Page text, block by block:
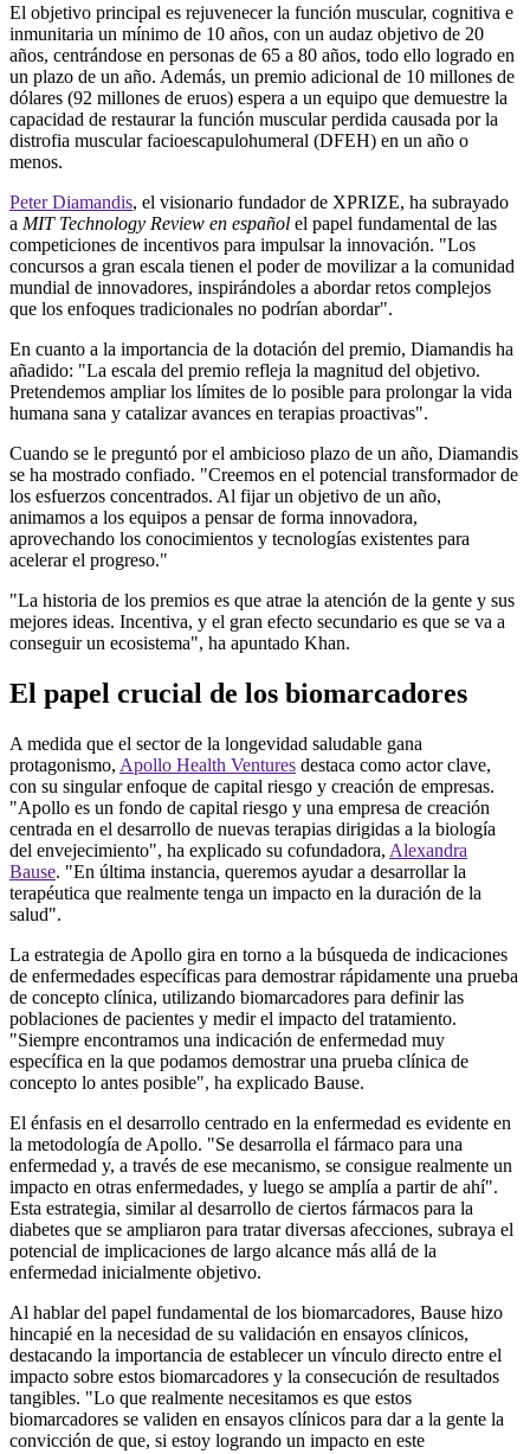
El objetivo principal es rejuvenecer la función muscular, cognitiva e
inmunitaria un mínimo de 10 años, con un audaz objetivo de 20
años, centrándose en personas de 65 a 80 años, todo ello logrado en
un plazo de un año. Además, un premio adicional de 10 millones de
dólares (92 millones de eruos) espera a un equipo que demuestre la
capacidad de restaurar la función muscular perdida causada por la
distrofia muscular facioescapulohumeral (DFEH) en un año o
menos.
Peter Diamandis, el visionario fundador de XPRIZE, ha subrayado
a MIT Technology Review en español el papel fundamental de las
competiciones de incentivos para impulsar la innovación. "Los
concursos a gran escala tienen el poder de movilizar a la comunidad
mundial de innovadores, inspirándoles a abordar retos complejos
que los enfoques tradicionales no podrían abordar".
En cuanto a la importancia de la dotación del premio, Diamandis ha
añadido: "La escala del premio refleja la magnitud del objetivo.
Pretendemos ampliar los límites de lo posible para prolongar la vida
humana sana y catalizar avances en terapias proactivas".
Cuando se le preguntó por el ambicioso plazo de un año, Diamandis
se ha mostrado confiado. "Creemos en el potencial transformador de
los esfuerzos concentrados. Al fijar un objetivo de un año,
animamos a los equipos a pensar de forma innovadora,
aprovechando los conocimientos y tecnologías existentes para
acelerar el progreso."
"La historia de los premios es que atrae la atención de la gente y sus
mejores ideas. Incentiva, y el gran efecto secundario es que se va a
conseguir un ecosistema", ha apuntado Khan.
El papel crucial de los biomarcadores
A medida que el sector de la longevidad saludable gana
protagonismo, Apollo Health Ventures destaca como actor clave,
con su singular enfoque de capital riesgo y creación de empresas.
"Apollo es un fondo de capital riesgo y una empresa de creación
centrada en el desarrollo de nuevas terapias dirigidas a la biología
del envejecimiento", ha explicado su cofundadora, Alexandra
Bause. "En última instancia, queremos ayudar a desarrollar la
terapéutica que realmente tenga un impacto en la duración de la
salud".
La estrategia de Apollo gira en torno a la búsqueda de indicaciones
de enfermedades específicas para demostrar rápidamente una prueba
de concepto clínica, utilizando biomarcadores para definir las
poblaciones de pacientes y medir el impacto del tratamiento.
"Siempre encontramos una indicación de enfermedad muy
específica en la que podamos demostrar una prueba clínica de
concepto lo antes posible", ha explicado Bause.
El énfasis en el desarrollo centrado en la enfermedad es evidente en
la metodología de Apollo. "Se desarrolla el fármaco para una
enfermedad y, a través de ese mecanismo, se consigue realmente un
impacto en otras enfermedades, y luego se amplía a partir de ahí".
Esta estrategia, similar al desarrollo de ciertos fármacos para la
diabetes que se ampliaron para tratar diversas afecciones, subraya el
potencial de implicaciones de largo alcance más allá de la
enfermedad inicialmente objetivo.
Al hablar del papel fundamental de los biomarcadores, Bause hizo
hincapié en la necesidad de su validación en ensayos clínicos,
destacando la importancia de establecer un vínculo directo entre el
impacto sobre estos biomarcadores y la consecución de resultados
tangibles. "Lo que realmente necesitamos es que estos
biomarcadores se validen en ensayos clínicos para dar a la gente la
convicción de que, si estoy logrando un impacto en este